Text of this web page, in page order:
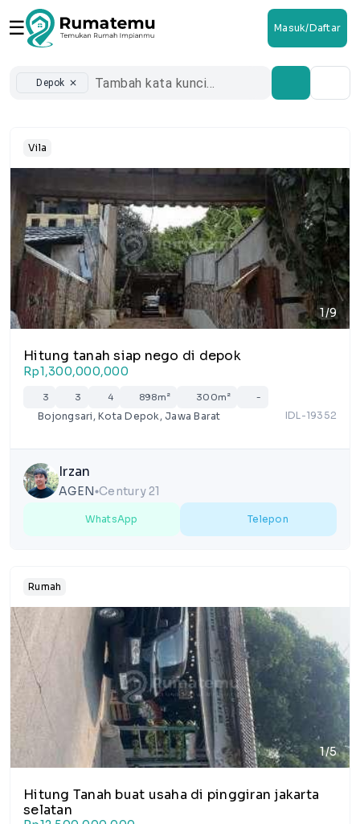
☰ Masuk/Daftar
Depok close
Vila
1/9
Hitung tanah siap nego di depok
Rp1,300,000,000
3 3 4 898m² 300m² -
Bojongsari, Kota Depok, Jawa Barat IDL-19352
Irzan
AGEN lensCentury 21
WhatsApp Telepon
Rumah
1/5
Hitung Tanah buat usaha di pinggiran jakarta
selatan